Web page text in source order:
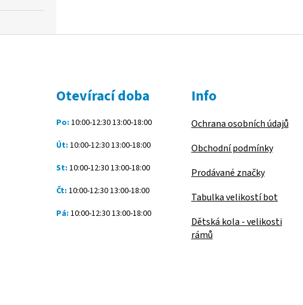
Otevírací doba
Po: 10:00-12:30 13:00-18:00
Út: 10:00-12:30 13:00-18:00
St: 10:00-12:30 13:00-18:00
Čt: 10:00-12:30 13:00-18:00
Pá: 10:00-12:30 13:00-18:00
Info
Ochrana osobních údajů
Obchodní podmínky
Prodávané značky
Tabulka velikostí bot
Dětská kola - velikosti
rámů